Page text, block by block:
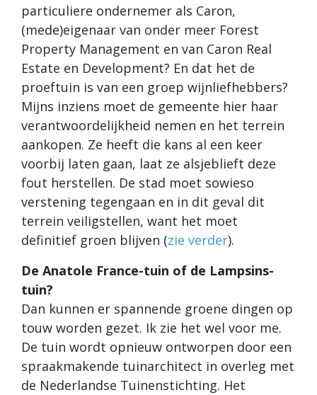
particuliere ondernemer als Caron,
(mede)eigenaar van onder meer Forest
Property Management en van Caron Real
Estate en Development? En dat het de
proeftuin is van een groep wijnliefhebbers?
Mijns inziens moet de gemeente hier haar
verantwoordelijkheid nemen en het terrein
aankopen. Ze heeft die kans al een keer
voorbij laten gaan, laat ze alsjeblieft deze
fout herstellen. De stad moet sowieso
verstening tegengaan en in dit geval dit
terrein veiligstellen, want het moet
definitief groen blijven (zie verder).
De Anatole France-tuin of de Lampsins-
tuin?
Dan kunnen er spannende groene dingen op
touw worden gezet. Ik zie het wel voor me.
De tuin wordt opnieuw ontworpen door een
spraakmakende tuinarchitect in overleg met
de Nederlandse Tuinenstichting. Het